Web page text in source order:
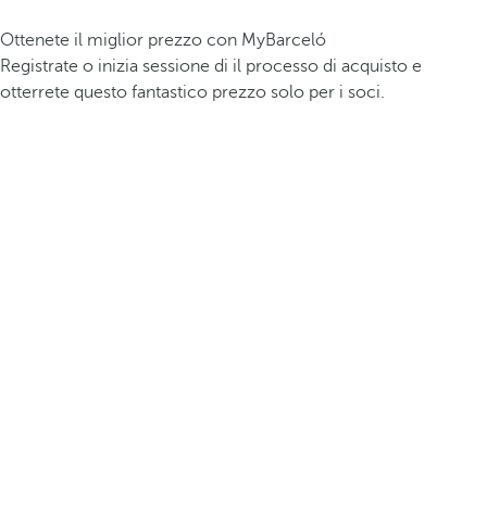
Ottenete il miglior prezzo con MyBarceló
Registrate o inizia sessione di il processo di acquisto e
otterrete questo fantastico prezzo solo per i soci.